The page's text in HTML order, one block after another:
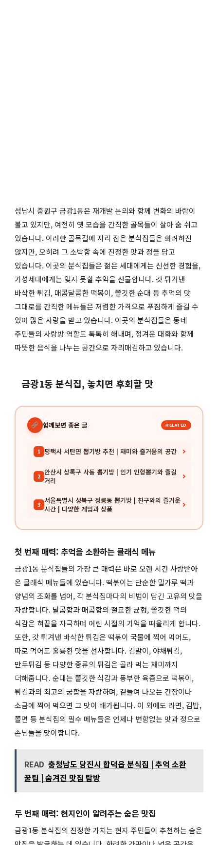
성남시 중원구 금광1동은 재개발 논의와 함께 변화의 바람이
불고 있지만, 여전히 옛 모습을 간직한 골목들이 살아 숨 쉬고
있습니다. 이러한 골목길에 자리 잡은 분식집들은 화려하진
않지만, 오히려 그 소박함 속에 진정한 맛과 정을 담고
있습니다. 이곳의 분식집들은 젊은 세대에게는 신선한 경험을,
기성세대에게는 잊지 못할 추억을 선물합니다. 갓 튀겨낸
바삭한 튀김, 매콤달콤한 떡볶이, 쫄깃한 순대 등 추억의 맛
그대로를 간직한 메뉴들은 저렴한 가격으로 푸짐하게 즐길 수
있어 많은 사랑을 받고 있습니다. 이곳의 분식집들은 동네
주민들의 사랑방 역할도 톡톡히 해내며, 정겨운 대화와 함께
따뜻한 음식을 나누는 공간으로 자리매김하고 있습니다.
금광1동 분식집, 놓치면 후회할 맛
함께보면 좋은 글 RELATED
1 평택시 서탄면 뽑기방 추천 | 재미와 즐거움의 공간
2 안산시 상록구 사동 뽑기방 | 인기 인형뽑기와 즐길
거리
3 서울특별시 성북구 정릉동 뽑기방 | 친구와의 즐거운
시간 | 다양한 게임과 상품
첫 번째 매력: 추억을 소환하는 클래식 메뉴
금광1동 분식집들의 가장 큰 매력은 바로 오랜 시간 사랑받아
온 클래식 메뉴들에 있습니다. 떡볶이는 단순한 밀가루 떡과
양념의 조화를 넘어, 각 분식집마다의 비법이 담긴 고유의 맛을
자랑합니다. 달콤함과 매콤함의 절묘한 균형, 쫄깃한 떡의
식감은 혀끝을 자극하며 어린 시절의 기억을 떠올리게 합니다.
또한, 갓 튀겨낸 바삭한 튀김은 떡볶이 국물에 찍어 먹어도,
따로 먹어도 훌륭한 맛을 선사합니다. 김말이, 야채튀김,
만두튀김 등 다양한 종류의 튀김은 골라 먹는 재미까지
더해줍니다. 순대는 쫄깃한 식감과 풍부한 육즙으로 떡볶이,
튀김과의 최고의 궁합을 자랑하며, 곁들여 나오는 간장이나
소금에 찍어 먹으면 그 맛이 배가됩니다. 이 외에도 라면, 김밥,
쫄면 등 분식집의 필수 메뉴들은 언제나 변함없는 맛과 정으로
손님들을 맞이합니다.
READ 충청남도 당진시 합덕읍 분식집 | 추억 소환
꿀팁 | 숨겨진 맛집 탐방
두 번째 매력: 현지인이 알려주는 숨은 맛집
금광1동 분식집의 진정한 가치는 현지 주민들이 추천하는 숨은